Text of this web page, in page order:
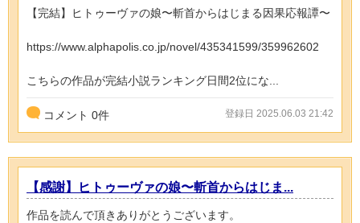
【完結】ヒトゥーヴァの娘〜斬首からはじまる因果応報譚〜
https://www.alphapolis.co.jp/novel/435341599/359962602
こちらの作品が完結小説ランキング日間2位にな...
コメント 0件 登録日 2025.06.03 21:42
【感謝】ヒトゥーヴァの娘〜斬首からはじま...
作品を読んで頂きありがとうございます。